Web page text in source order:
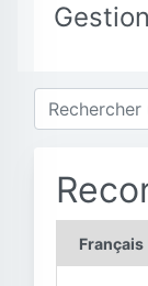
Français